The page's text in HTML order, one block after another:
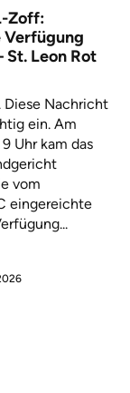
Zoff:
Leon Rot
Diese Nachricht
ein. Am
Uhr kam das
vom
eingereichte